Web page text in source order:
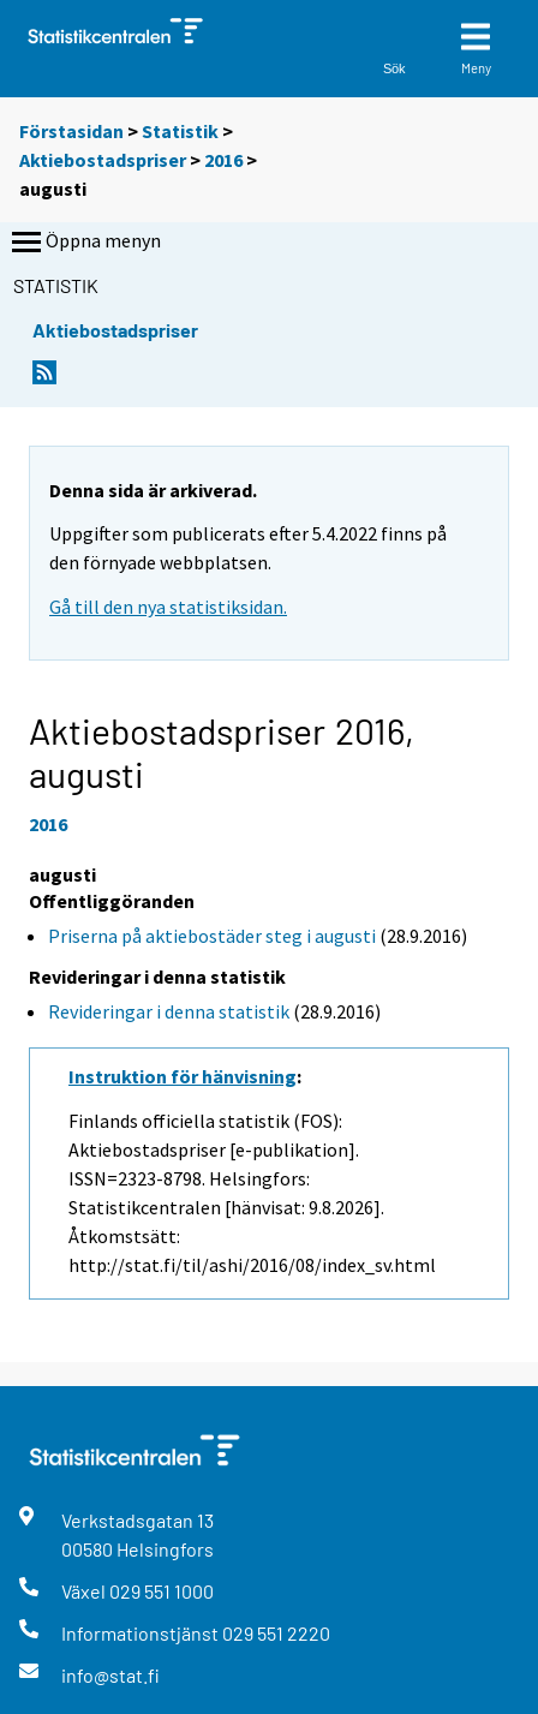
Sök Meny
Förstasidan >Statistik >
Aktiebostadspriser> 2016>
augusti
Öppna menyn
STATISTIK
Aktiebostadspriser
Denna sida är arkiverad.
Uppgifter som publicerats efter 5.4.2022 finns på
den förnyade webbplatsen.
Gå till den nya statistiksidan.
Aktiebostadspriser 2016,
augusti
2016
augusti
Offentliggöranden
Priserna på aktiebostäder steg i augusti (28.9.2016)
Revideringar i denna statistik
Revideringar i denna statistik (28.9.2016)
Instruktion för hänvisning:
Finlands officiella statistik (FOS):
Aktiebostadspriser [e-publikation].
ISSN=2323-8798. Helsingfors:
Statistikcentralen [hänvisat: 9.8.2026].
Åtkomstsätt:
http://stat.fi/til/ashi/2016/08/index_sv.html
Verkstadsgatan 13
00580 Helsingfors
Växel 029 551 1000
Informationstjänst 029 551 2220
info@stat.fi